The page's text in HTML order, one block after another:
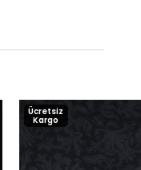
Ücretsiz
Kargo